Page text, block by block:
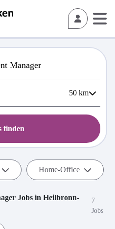
50 km
finden
Home-Office
Jobs in Heilbronn-
7
Jobs